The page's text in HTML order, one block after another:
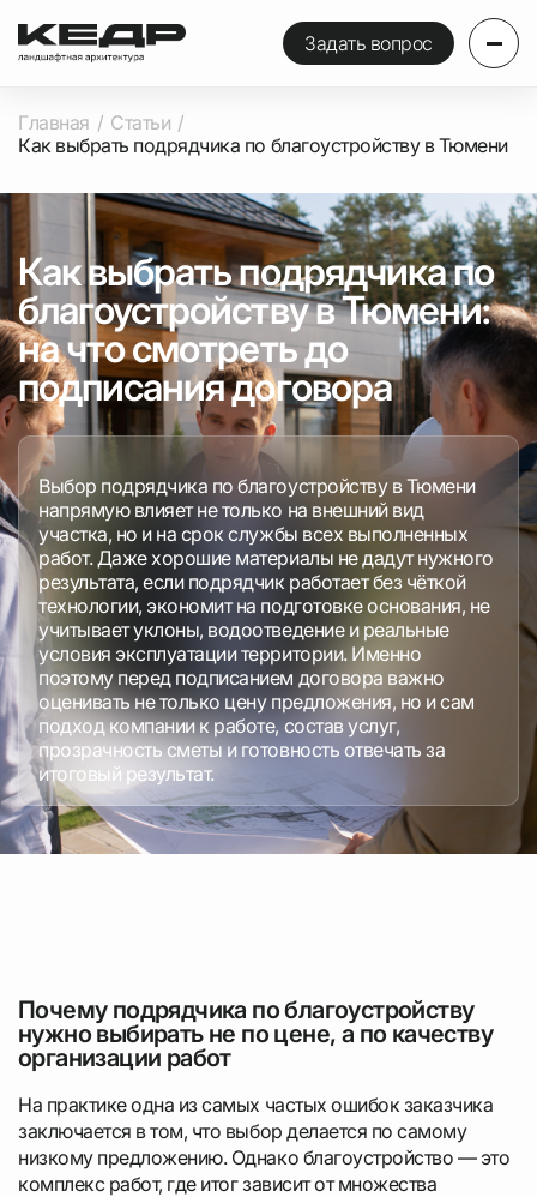
Задать вопрос
Главная
Статьи
Как выбрать подрядчика по благоустройству в Тюмени
Как выбрать подрядчика по
благоустройству в Тюмени:
на что смотреть до
подписания договора
Выбор подрядчика по благоустройству в Тюмени
напрямую влияет не только на внешний вид
участка, но и на срок службы всех выполненных
работ. Даже хорошие материалы не дадут нужного
результата, если подрядчик работает без чёткой
технологии, экономит на подготовке основания, не
учитывает уклоны, водоотведение и реальные
условия эксплуатации территории. Именно
поэтому перед подписанием договора важно
оценивать не только цену предложения, но и сам
подход компании к работе, состав услуг,
прозрачность сметы и готовность отвечать за
итоговый результат.
Почему подрядчика по благоустройству
нужно выбирать не по цене, а по качеству
организации работ
На практике одна из самых частых ошибок заказчика
заключается в том, что выбор делается по самому
низкому предложению. Однако благоустройство — это
комплекс работ, где итог зависит от множества